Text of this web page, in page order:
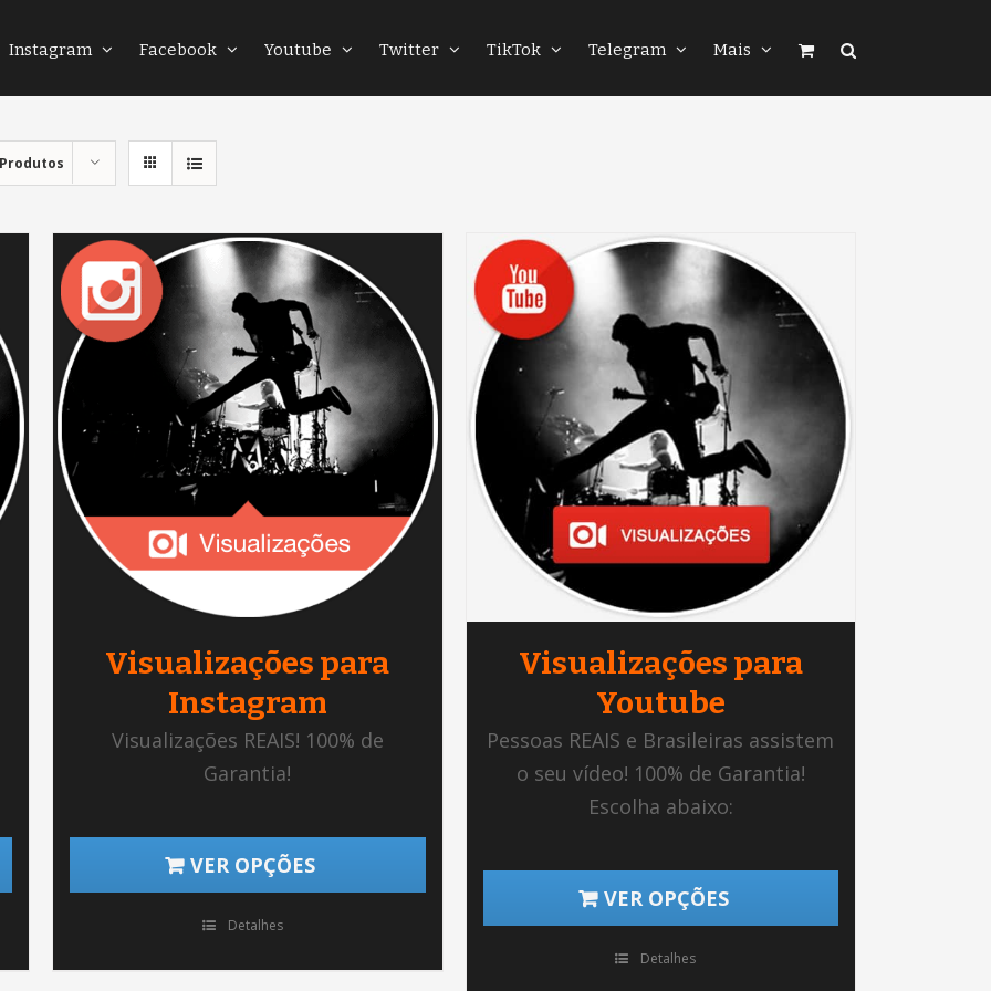
Instagram Facebook Youtube Twitter TikTok Telegram Mais
Visualizações para
Instagram
Visualizações REAIS! 100% de
Garantia!
VER OPÇÕES
Detalhes
Visualizações para
Youtube
Pessoas REAIS e Brasileiras assistem
o seu vídeo! 100% de Garantia!
Escolha abaixo:
VER OPÇÕES
Detalhes